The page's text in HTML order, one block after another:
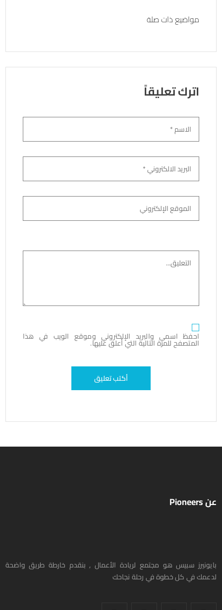
مواضيع ذات صلة
اترك تعليقاً
احفظ اسمي والبريد الإلكتروني وموقع الويب في هذا
المتصفح للمرة التالية التي أعلق عليها.
عن Pioneers
بايونيرز سبيس هو مجتمع لريادة الأعمال , بنقدم خارطة طريق واضحة
لدعمك في كل خطوة في رحلة نجاحك